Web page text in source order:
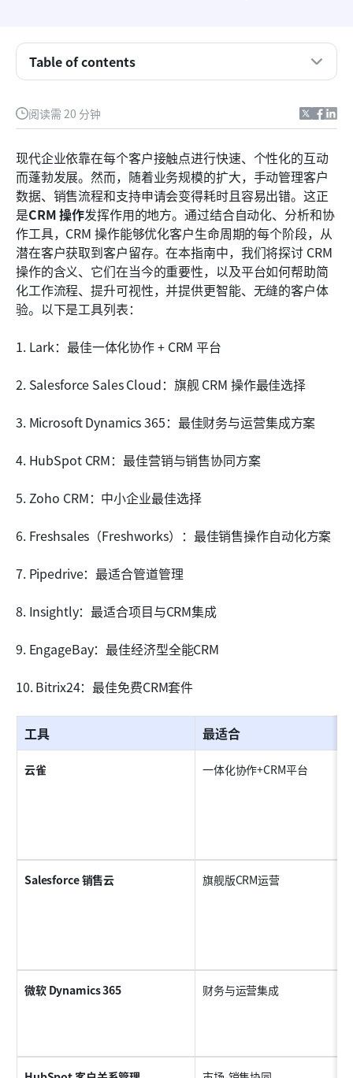
阅读需 20 分钟
现代企业依靠在每个客户接触点进行快速、个性化的互动
而蓬勃发展。然而，随着业务规模的扩大，手动管理客户
数据、销售流程和支持申请会变得耗时且容易出错。这正
是CRM 操作发挥作用的地方。通过结合自动化、分析和协
作工具，CRM 操作能够优化客户生命周期的每个阶段，从
潜在客户获取到客户留存。在本指南中，我们将探讨 CRM
操作的含义、它们在当今的重要性，以及平台如何帮助简
化工作流程、提升可视性，并提供更智能、无缝的客户体
验。以下是工具列表：
1. Lark：最佳一体化协作 + CRM 平台
2. Salesforce Sales Cloud：旗舰 CRM 操作最佳选择
3. Microsoft Dynamics 365：最佳财务与运营集成方案
4. HubSpot CRM：最佳营销与销售协同方案
5. Zoho CRM：中小企业最佳选择
6. Freshsales（Freshworks）：最佳销售操作自动化方案
7. Pipedrive：最适合管道管理
8. Insightly：最适合项目与CRM集成
9. EngageBay：最佳经济型全能CRM
10. Bitrix24：最佳免费CRM套件
工具 最适合
云雀 一体化协作+CRM平台
Salesforce 销售云 旗舰版CRM运营
微软 Dynamics 365 财务与运营集成
Table of contents
什么是CRM运营？
为什么CRM运营很重要
CRM运营的关键特征
CRM运营的十大工具
在 Lark 中的分步 CRM 实施系统
CRM运营的好处
CRM运营的未来趋势
常见问题
相关阅读